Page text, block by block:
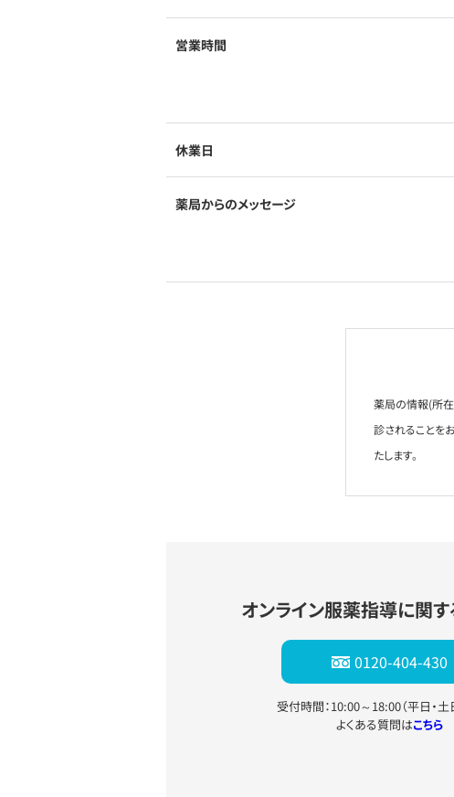
営業時間
休業日
薬局からのメッセージ
薬局の情報(所在
診されることを
たします。
オンライン服薬指導に関
0120-404-430
受付時間：10:00～18:00（平日・土
よくある質問はこちら